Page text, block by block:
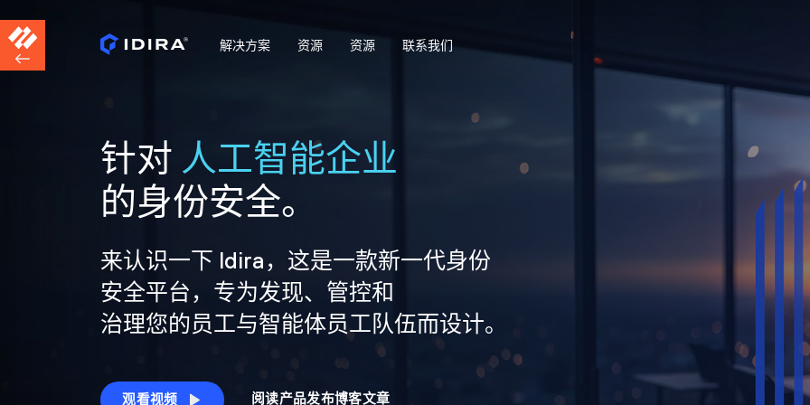
解决方案 资源 资源 联系我们
针对 人工智能企业
的身份安全。
来认识一下 Idira，这是一款新一代身份
安全平台，专为发现、管控和
治理您的员工与智能体员工队伍而设计。
观看视频 阅读产品发布博客文章